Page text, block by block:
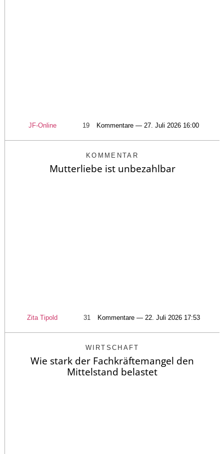
JF-Online 19 Kommentare — 27. Juli 2026 16:00
KOMMENTAR
Mutterliebe ist unbezahlbar
Zita Tipold 31 Kommentare — 22. Juli 2026 17:53
WIRTSCHAFT
Wie stark der Fachkräftemangel den
Mittelstand belastet